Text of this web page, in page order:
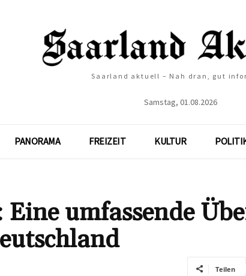
Saarland aktuell – Nah dran, gut
Samstag, 01.08.2026
PANORAMA FREIZEIT KULTUR
umfassende
Teilen